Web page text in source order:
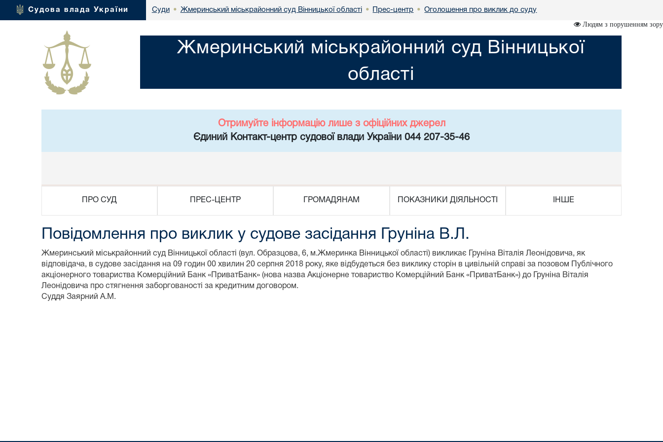
Судова влада України Суди • Жмеринський міськрайонний суд Вінницької області • Прес-центр • Оголошення про виклик до суду
Людям з порушенням зору
Жмеринський міськрайонний суд Вінницької
області
Отримуйте інформацію лише з офіційних джерел
Єдиний Контакт-центр судової влади України 044 207-35-46
ПРО СУД ПРЕС-ЦЕНТР ГРОМАДЯНАМ ПОКАЗНИКИ ДІЯЛЬНОСТІ ІНШЕ
Повідомлення про виклик у судове засідання Груніна В.Л.
Жмеринський міськрайонний суд Вінницької області (вул. Образцова, 6, м.Жмеринка Вінницької області) викликає Груніна Віталія Леонідовича, як
відповідача, в судове засідання на 09 годин 00 хвилин 20 серпня 2018 року, яке відбудеться без виклику сторін в цивільній справі за позовом Публічного
акціонерного товариства Комерційний Банк «ПриватБанк» (нова назва Акціонерне товариство Комерційний Банк «ПриватБанк») до Груніна Віталія
Леонідовича про стягнення заборгованості за кредитним договором.
Суддя Заярний А.М.